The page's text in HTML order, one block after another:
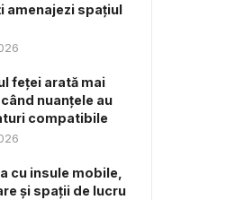
amenajezi spațiul
feței arată mai
nuanțele au
compatibile
cu insule mobile,
și spații de lucru